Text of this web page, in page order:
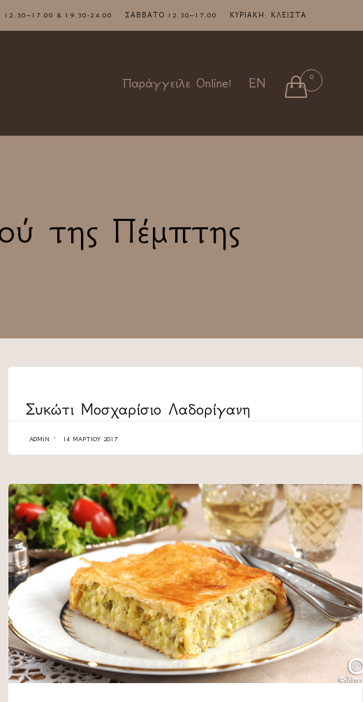
12.30–17.00 & 19.30-24.00 ΣΑΒΒΑΤΟ 12.30–17.00 ΚΥΡΙΑΚΗ: ΚΛΕΙΣΤΑ
Skip
to
Παράγγειλε Online! EN  0
της Πέμπτης
Συκώτι Μοσχαρίσιο Λαδορίγανη
ADMIN 14 ΜΑΡΤΊΟΥ 2017